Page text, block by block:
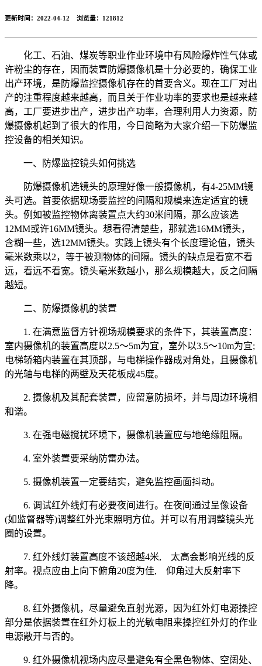
更新时间：2022-04-12 浏览量： 121812
化工、石油、煤炭等职业作业环境中有风险爆炸性气体或
许粉尘的存在，因而装置防爆摄像机是十分必要的，确保工业
出产环境，是防爆监控摄像机存在的首要含义。现在工厂对出
产的注重程度越来越高，而且关于作业功率的要求也是越来越
高，工厂要进步出产，进步出产功率，合理利用人力资源，防
爆摄像机起到了很大的作用，今日简略为大家介绍一下防爆监
控设备的相关知识。
一、防爆监控镜头如何挑选
防爆摄像机选镜头的原理好像一般摄像机，有4-25MM镜
头可选。首要依据现场要监控的间隔和规模来选定适宜的镜
头。例如被监控物体离装置点大约30米间隔，那么应该选
12MM或许16MM镜头。想看得清楚些，那就选16MM镜头，
含糊一些，选12MM镜头。实践上镜头有个长度理论值，镜头
毫米数乘以2，等于被测物体的间隔。镜头的缺点是看宽不看
远，看远不看宽。镜头毫米数越小，那么规模越大，反之间隔
越短。
二、防爆摄像机的装置
1. 在满意监督方针视场规模要求的条件下，其装置高度：
室内摄像机的装置高度以2.5～5m为宜，室外以3.5～10m为宜;
电梯轿箱内装置在其顶部，与电梯操作器成对角处，且摄像机
的光轴与电梯的两壁及天花板成45度。
2. 摄像机及其配套装置，应留意防损坏，并与周边环境相
和谐。
3. 在强电磁搅扰环境下，摄像机装置应与地绝缘阻隔。
4. 室外装置要采纳防雷办法。
5. 摄像机装置一定要结实，避免监控画面抖动。
6. 调试红外线灯有必要夜间进行。在夜间通过呈像设备
(如监督器等)调整红外光束照明方位。并可以有用调整镜头光
圈的设置。
7. 红外线灯装置高度不该超越4米, 太高会影响光线的反
射率。视点应由上向下俯角20度为佳, 仰角过大反射率下
降。
8. 红外摄像机，尽量避免直射光源，因为红外灯电源操控
部分是依据装置在红外灯板上的光敏电阻来操控红外灯的作业
电源敞开与否的。
9. 红外摄像机视场内应尽量避免有全黑色物体、空阔处、